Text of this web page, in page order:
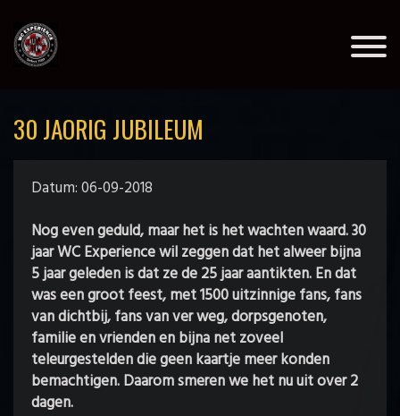
30 JAORIG JUBILEUM
Datum: 06-09-2018
Nog even geduld, maar het is het wachten waard. 30
jaar WC Experience wil zeggen dat het alweer bijna
5 jaar geleden is dat ze de 25 jaar aantikten. En dat
was een groot feest, met 1500 uitzinnige fans, fans
van dichtbij, fans van ver weg, dorpsgenoten,
familie en vrienden en bijna net zoveel
teleurgestelden die geen kaartje meer konden
bemachtigen. Daarom smeren we het nu uit over 2
dagen.